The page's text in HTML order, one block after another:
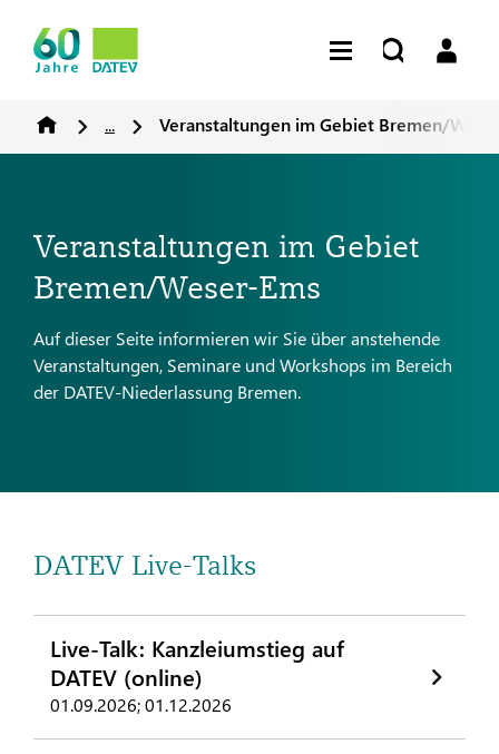
... Veranstaltungen im Gebiet Bremen/
Veranstaltungen im Gebiet
Bremen/Weser-Ems
Auf dieser Seite informieren wir Sie über anstehende
Veranstaltungen, Seminare und Workshops im Bereich
der DATEV-Niederlassung Bremen.
DATEV Live-Talks
Live-Talk: Kanzleiumstieg auf
DATEV (online)
01.09.2026; 01.12.2026